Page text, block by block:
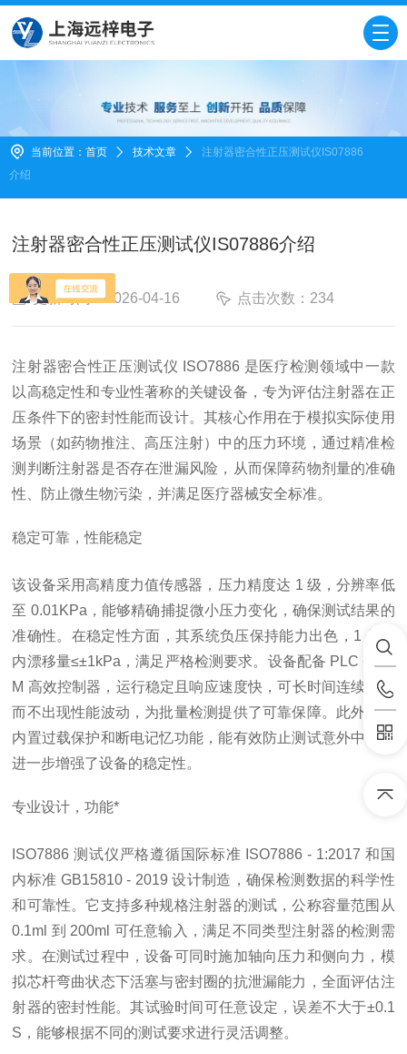
当前位置： 首页 技术文章
注射器密合性正压测试仪IS07886
介绍
注射器密合性正压测试仪IS07886介绍
更新时间：2026-04-16 点击次数：234
注射器密合性正压测试仪 ISO7886 是医疗检测领域中一款
以高稳定性和专业性著称的关键设备，专为评估注射器在正
压条件下的密封性能而设计。其核心作用在于模拟实际使用
场景（如药物推注、高压注射）中的压力环境，通过精准检
测判断注射器是否存在泄漏风险，从而保障药物剂量的准确
性、防止微生物污染，并满足医疗器械安全标准。
稳定可靠，性能稳定
该设备采用高精度力值传感器，压力精度达 1 级，分辨率低
至 0.01KPa，能够精确捕捉微小压力变化，确保测试结果的
准确性。在稳定性方面，其系统负压保持能力出色，1 分钟
内漂移量≤±1kPa，满足严格检测要求。设备配备 PLC + AR
M 高效控制器，运行稳定且响应速度快，可长时间连续工作
而不出现性能波动，为批量检测提供了可靠保障。此外，其
内置过载保护和断电记忆功能，能有效防止测试意外中断，
进一步增强了设备的稳定性。
专业设计，功能*
ISO7886 测试仪严格遵循国际标准 ISO7886 - 1:2017 和国
内标准 GB15810 - 2019 设计制造，确保检测数据的科学性
和可靠性。它支持多种规格注射器的测试，公称容量范围从
0.1ml 到 200ml 可任意输入，满足不同类型注射器的检测需
求。在测试过程中，设备可同时施加轴向压力和侧向力，模
拟芯杆弯曲状态下活塞与密封圈的抗泄漏能力，全面评估注
射器的密封性能。其试验时间可任意设定，误差不大于±0.1
S，能够根据不同的测试要求进行灵活调整。